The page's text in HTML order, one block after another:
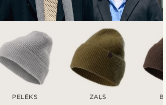
PELĒKS ZAĻŠ